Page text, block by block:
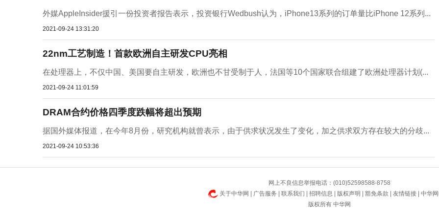
外媒AppleInsider援引一份投资者报告表示，投资银行Wedbush认为，iPhone13系列的订单量比iPhone 12系列...
2021-09-24 13:31:20
22nm工艺制造！首款欧洲自主研发CPU亮相
在处理器上，不仅中国、美国要自主研发，欧洲也不甘受制于人，法国等10个国家联合组建了欧洲处理器计划(...
2021-09-24 11:01:59
DRAM合约价格四季度跌幅将超出预期
据国外媒体报道，在今年8月份，研究机构就曾表示，由于供求状况发生了变化，加之供求双方存在较大的分歧...
2021-09-24 10:53:36
网上不良信息举报电话：(010)52598588-8758
关于中华网
广告服务 联系我们 招聘信息 版权声明 豁免条款 友情链接
中华
版权所有 中华网